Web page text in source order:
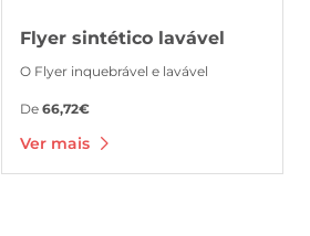
Flyer sintético lavável
O Flyer inquebrável e lavável
De 66,72€
Ver mais